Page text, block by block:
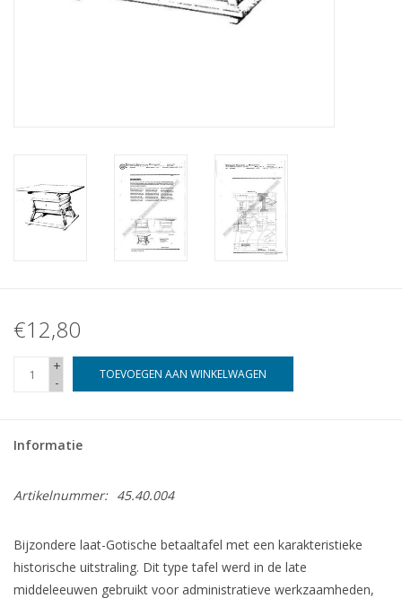
€12,80
+
-
TOEVOEGEN AAN WINKELWAGEN
Informatie
Artikelnummer: 45.40.004
Bijzondere laat-Gotische betaaltafel met een karakteristieke
historische uitstraling. Dit type tafel werd in de late
middeleeuwen gebruikt voor administratieve werkzaamheden,